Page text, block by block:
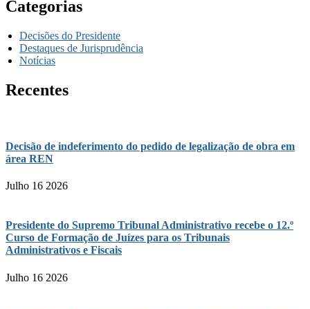
Categorias
Decisões do Presidente
Destaques de Jurisprudência
Notícias
Recentes
Decisão de indeferimento do pedido de legalização de obra em
área REN
Julho 16 2026
Presidente do Supremo Tribunal Administrativo recebe o 12.º
Curso de Formação de Juízes para os Tribunais
Administrativos e Fiscais
Julho 16 2026